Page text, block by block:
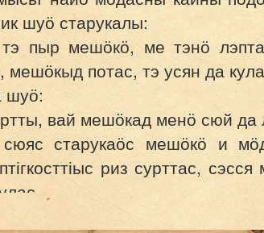
шуӧ старукалы:
пыр мешӧкӧ, ме тэнӧ
мешӧкыд потас, тэ усян да
шуӧ:
вай мешӧкад менӧ сюй да
старукаӧс мешӧкӧ и
риз сурттас,